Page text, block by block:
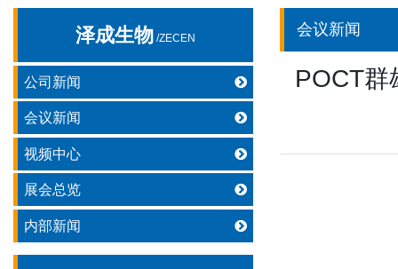
泽成生物 /ZECEN
公司新闻
会议新闻
视频中心
展会总览
内部新闻
会议新闻
POCT